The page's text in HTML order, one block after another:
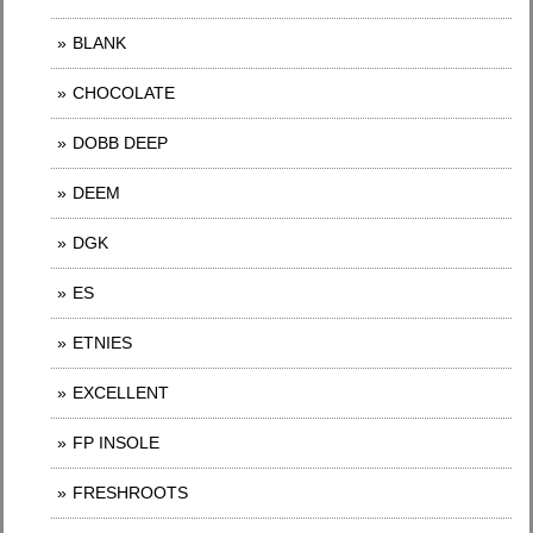
BLANK
CHOCOLATE
DOBB DEEP
DEEM
DGK
ES
ETNIES
EXCELLENT
FP INSOLE
FRESHROOTS